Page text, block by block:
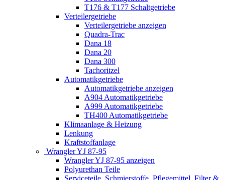
T176 & T177 Schaltgetriebe
Verteilergetriebe
Verteilergetriebe anzeigen
Quadra-Trac
Dana 18
Dana 20
Dana 300
Tachoritzel
Automatikgetriebe
Automatikgetriebe anzeigen
A904 Automatikgetriebe
A999 Automatikgetriebe
TH400 Automatikgetriebe
Klimaanlage & Heizung
Lenkung
Kraftstoffanlage
Wrangler YJ 87-95
Wrangler YJ 87-95 anzeigen
Polyurethan Teile
Serviceteile, Schmierstoffe, Pflegemittel, Filter &